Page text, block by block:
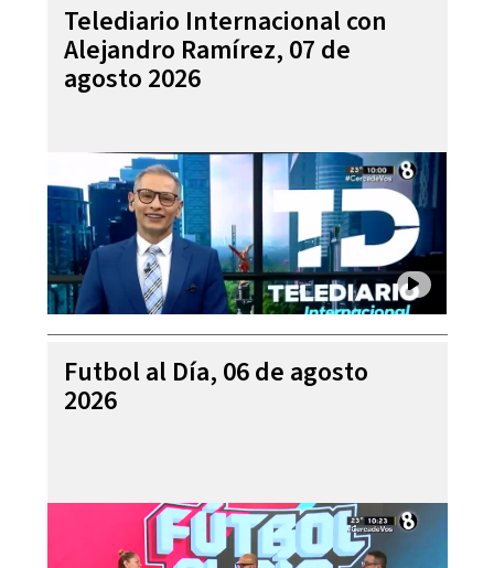
Telediario Internacional con
Alejandro Ramírez, 07 de
agosto 2026
Futbol al Día, 06 de agosto
2026